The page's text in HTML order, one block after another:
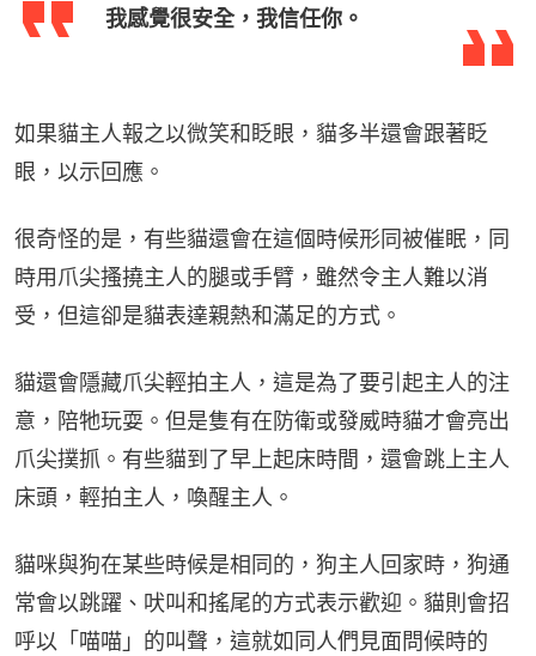
我感覺很安全，我信任你。
如果貓主人報之以微笑和眨眼，貓多半還會跟著眨
眼，以示回應。
很奇怪的是，有些貓還會在這個時候形同被催眠，同
時用爪尖搔撓主人的腿或手臂，雖然令主人難以消
受，但這卻是貓表達親熱和滿足的方式。
貓還會隱藏爪尖輕拍主人，這是為了要引起主人的注
意，陪牠玩耍。但是隻有在防衛或發威時貓才會亮出
爪尖撲抓。有些貓到了早上起床時間，還會跳上主人
床頭，輕拍主人，喚醒主人。
貓咪與狗在某些時候是相同的，狗主人回家時，狗通
常會以跳躍、吠叫和搖尾的方式表示歡迎。貓則會招
呼以「喵喵」的叫聲，這就如同人們見面問候時的